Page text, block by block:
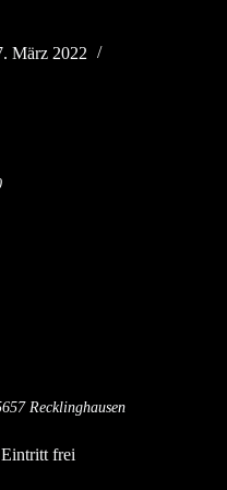
März 2022
Recklinghausen
frei